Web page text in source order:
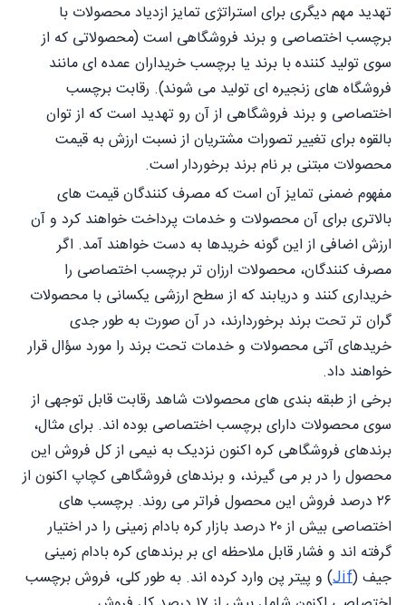
تهدید مهم دیگری برای استراتژی تمایز ازدیاد محصولات با
برچسب اختصاصی و برند فروشگاهی است (محصولاتی که از
سوی تولید کننده با برند یا برچسب خریداران عمده ای مانند
فروشگاه های زنجیره ای تولید می شوند). رقابت برچسب
اختصاصی و برند فروشگاهی از آن رو تهدید است که از توان
بالقوه برای تغییر تصورات مشتریان از نسبت ارزش به قیمت
محصولات مبتنی بر نام برند برخوردار است.
مفهوم ضمنی تمایز آن است که مصرف کنندگان قیمت های
بالاتری برای آن محصولات و خدمات پرداخت خواهند کرد و آن
ارزش اضافی از این گونه خریدها به دست خواهند آمد. اگر
مصرف کنندگان، محصولات ارزان تر برچسب اختصاصی را
خریداری کنند و دریابند که از سطح ارزشی یکسانی با محصولات
گران تر تحت برند برخوردارند، در آن صورت به طور جدی
خریدهای آتی محصولات و خدمات تحت برند را مورد سؤال قرار
خواهند داد.
برخی از طبقه بندی های محصولات شاهد رقابت قابل توجهی از
سوی محصولات دارای برچسب اختصاصی بوده اند. برای مثال،
برندهای فروشگاهی کره اکنون نزدیک به نیمی از کل فروش این
محصول را در بر می گیرند، و برندهای فروشگاهی کچاپ اکنون از
۲۶ درصد فروش این محصول فراتر می روند. برچسب های
اختصاصی بیش از ۲۰ درصد بازار کره بادام زمینی را در اختیار
گرفته اند و فشار قابل ملاحظه ای بر برندهای کره بادام زمینی
جیف (Jif) و پیتر پن وارد کرده اند. به طور کلی، فروش برچسب